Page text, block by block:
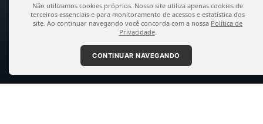
Não utilizamos cookies próprios. Nosso site utiliza apenas cookies de
terceiros essenciais e para monitoramento de acessos e estatística dos
site. Ao continuar navegando você concorda com a nossa Política de
Privacidade.
CONTINUAR NAVEGANDO